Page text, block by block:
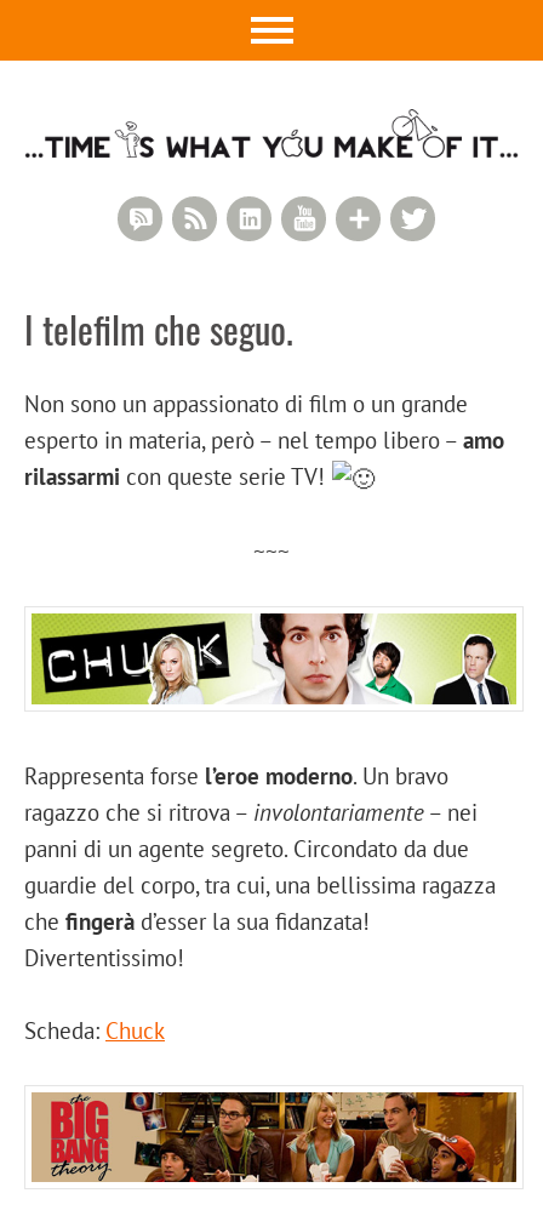
Google+
YouTube
LinkedIn
RSS Feed
RSS Comments
I telefilm che seguo.
Non sono un appassionato di film o un grande
esperto in materia, però – nel tempo libero – amo
rilassarmi con queste serie TV!
~~~
Rappresenta forse l’eroe moderno. Un bravo
ragazzo che si ritrova – involontariamente – nei
panni di un agente segreto. Circondato da due
guardie del corpo, tra cui, una bellissima ragazza
che fingerà d’esser la sua fidanzata!
Divertentissimo!
Scheda: Chuck